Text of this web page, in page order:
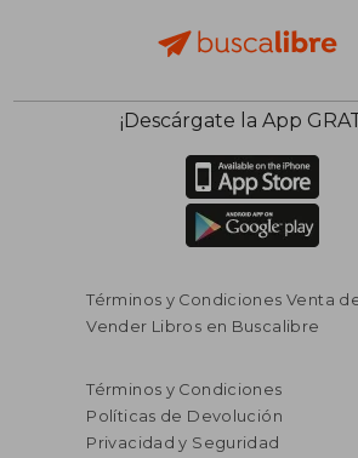
dcto. $ 102.819
¡Descárgate la App
Términos y Condiciones Venta
Vender Libros en Buscalibre
Términos y Condiciones
Políticas de Devolución
Privacidad y Seguridad